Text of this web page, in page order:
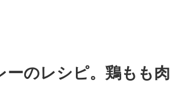
のレシピ。鶏もも肉